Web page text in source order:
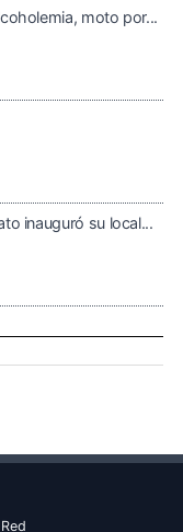
moto por...
inauguró su local...